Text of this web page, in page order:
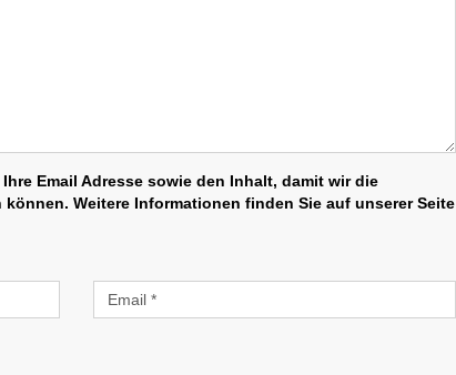
Email Adresse sowie den Inhalt, damit wir die
Weitere Informationen finden Sie auf unserer Seite